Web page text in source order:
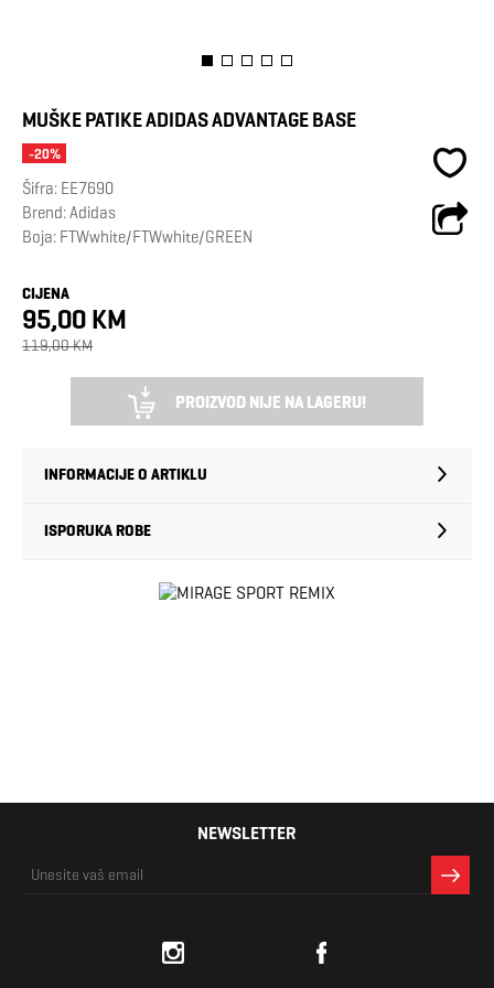
MUŠKE PATIKE ADIDAS ADVANTAGE BASE
-20%
Šifra: EE7690
Brend:Adidas
Boja: FTWwhite/FTWwhite/GREEN
CIJENA
95,00 KM
119,00 KM
PROIZVOD NIJE NA LAGERU!
INFORMACIJE O ARTIKLU
ISPORUKA ROBE
NEWSLETTER